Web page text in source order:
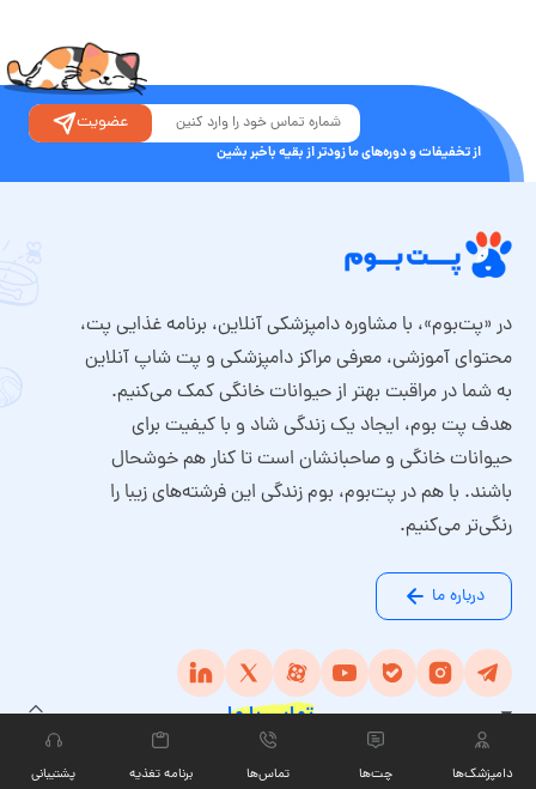
از تخفیفات و دوره‌های ما زودتر از بقیه باخبر بشین
عضویت
در «پت‌بوم»، با مشاوره دامپزشکی آنلاین، برنامه غذایی پت،
محتوای آموزشی، معرفی مراکز دامپزشکی و پت شاپ آنلاین
به شما در مراقبت بهتر از حیوانات خانگی کمک می‌کنیم.
هدف پت بوم، ایجاد یک زندگی شاد و با کیفیت برای
حیوانات خانگی و صاحبانشان است تا کنار هم خوشحال
باشند. با هم در پت‌بوم، بوم زندگی این فرشته‌های زیبا را
رنگی‌تر می‌کنیم.
درباره ما
تماس با ما
تلفن پشتیبانی:
دامپزشک‌ها چت‏‌ها تماس‌ها برنامه تغذیه پشتیبانی